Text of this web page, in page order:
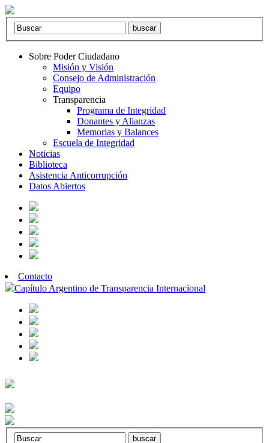
Sobre Poder Ciudadano
Misión y Visión
Consejo de Administración
Equipo
Transparencia
Programa de Integridad
Donantes y Alianzas
Memorias y Balances
Escuela de Integridad
Noticias
Biblioteca
Asistencia Anticorrupción
Datos Abiertos
Contacto
Capítulo Argentino de Transparencia Internacional